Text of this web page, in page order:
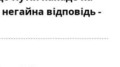
відповідь -